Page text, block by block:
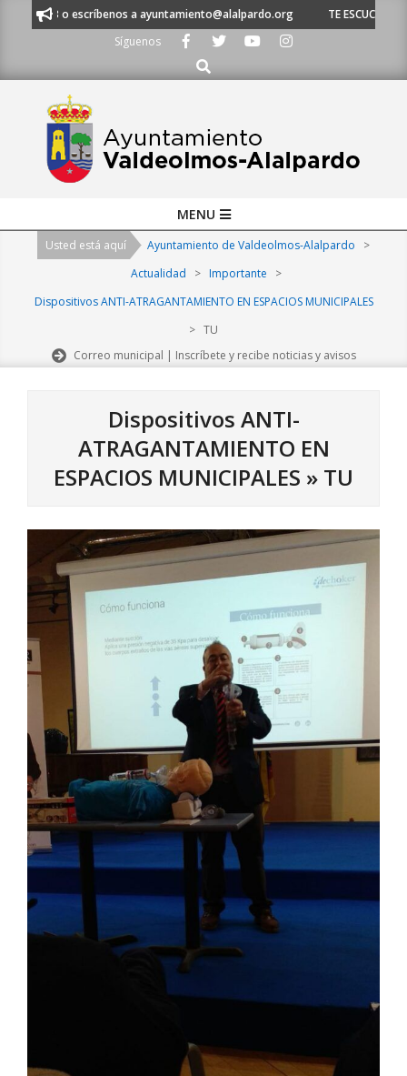
620 21 53 o escríbenos a ayuntamiento@alalpardo.org
TE
Síguenos
Buscar
Navigation
MENU
Usted está aquí Ayuntamiento de Valdeolmos-Alalpardo
>
Actualidad
> Importante
>
Dispositivos ANTI-ATRAGANTAMIENTO EN ESPACIOS MUNICIPALES
> TU
Correo municipal | Inscríbete y recibe noticias y avisos
Dispositivos ANTI-
ATRAGANTAMIENTO EN
ESPACIOS MUNICIPALES » TU